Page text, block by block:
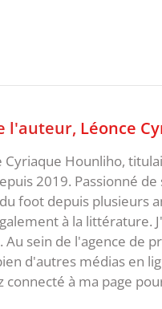
l'auteur, Léonce
Cyriaque Hounliho,
2019. Passionné
foot depuis plusieurs
à la littérature.
Au sein de l'agence de
d'autres médias en
connecté à ma page